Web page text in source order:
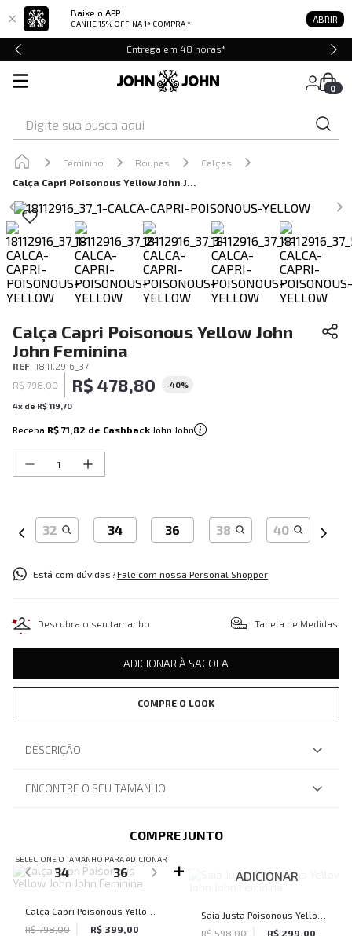
Baixe o APP
GANHE 15% OFF NA 1ª COMPRA * ABRIR
Entrega em 48 horas*
0
Feminino Roupas
Calças
Calça Capri Poisonous Yellow John John Feminina
Calça Capri Poisonous Yellow John
John Feminina
REF: 18.11.2916_37
R$ 798,00 R$ 478,80 -40%
4x de R$119 70
Receba R$ 71,82 de Cashback John John
32 34 36 38 40
Está com dúvidas?Fale com nossa Personal Shopper
Descubra o seu tamanho Tabela de Medidas
ADICIONAR À SACOLA
COMPRE O LOOK
DESCRIÇÃO
ENCONTRE O SEU TAMANHO
COMPRE JUNTO
SELECIONE O TAMANHO PARA ADICIONAR
34 36
Calça Capri Poisonous Yellow
John John Feminina
R$ 798,00
R$ 399,00
ADICIONAR
Saia Justa Poisonous Yellow
John John Feminina
R$ 598,00
R$ 299,00